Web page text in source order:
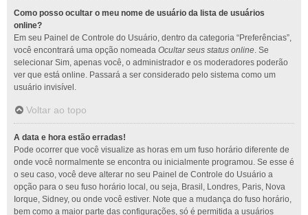
Como posso ocultar o meu nome de usuário da lista de usuários
online?
Em seu Painel de Controle do Usuário, dentro da categoria “Preferências”,
você encontrará uma opção nomeada Ocultar seus status online. Se
selecionar Sim, apenas você, o administrador e os moderadores poderão
ver que está online. Passará a ser considerado pelo sistema como um
usuário invisível.
Voltar ao topo
A data e hora estão erradas!
Pode ocorrer que você visualize as horas em um fuso horário diferente de
onde você normalmente se encontra ou inicialmente programou. Se esse é
o seu caso, você deve alterar no seu Painel de Controle do Usuário a
opção para o seu fuso horário local, ou seja, Brasil, Londres, Paris, Nova
Iorque, Sidney, ou onde você estiver. Note que a mudança do fuso horário,
bem como a maior parte das configurações, só é permitida a usuários